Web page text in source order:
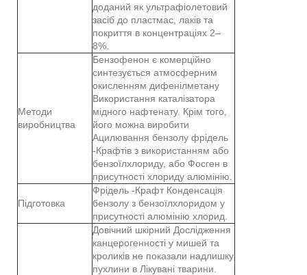
доданий як ультрафіолетовий
засіб до пластмас, лаків та
покриття в концентраціях 2–
8%.
Методи
виробництва
Бензофенон є комерційно
синтезується атмосферним
окисленням дифенілметану
Використання каталізатора
мідного нафтенату. Крім того,
його можна виробити
Ацилювання бензолу фрідель
-Крафтів з використанням або
бензоїлхлориду, або Фосген в
присутності хлориду алюмінію.
Підготовка
Фрідель -Крафт Конденсація
бензолу з бензоїлхлоридом у
присутності алюмінію хлорид.
Довічний шкірний Дослідження
канцерогенності у мишей та
кроликів не показали надлишку
пухлини в Лікувані тварини.